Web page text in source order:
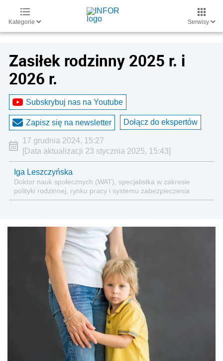
Kategorie Serwisy
Zasiłek rodzinny 2025 r. i
2026 r.
Subskrybuj nas na Youtube
Zapisz się na newsletter Dołącz do ekspertów
17 grudnia 2024, 15:27
[Data aktualizacji 23 stycznia 2025, 15:43]
Iga Leszczyńska
Doktor nauk społecznych (WAT), specjalistka w zakresie
polityki rodzinnej, rynku pracy i systemu zabezpieczenia
społecznego.